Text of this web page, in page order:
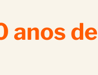
anos de